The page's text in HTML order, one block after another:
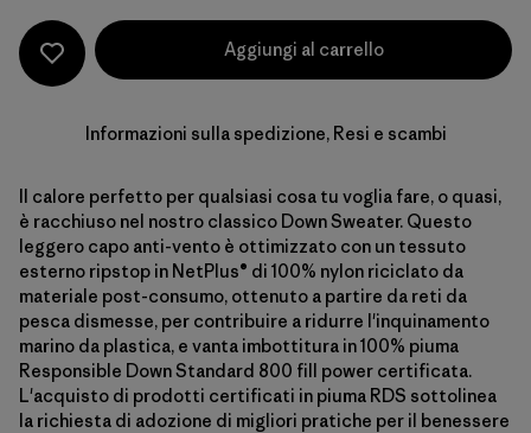
Aggiungi al carrello
Informazioni sulla spedizione, Resi e scambi
Il calore perfetto per qualsiasi cosa tu voglia fare, o quasi,
è racchiuso nel nostro classico Down Sweater. Questo
leggero capo anti-vento è ottimizzato con un tessuto
esterno ripstop in NetPlus® di 100% nylon riciclato da
materiale post-consumo, ottenuto a partire da reti da
pesca dismesse, per contribuire a ridurre l'inquinamento
marino da plastica, e vanta imbottitura in 100% piuma
Responsible Down Standard 800 fill power certificata.
L'acquisto di prodotti certificati in piuma RDS sottolinea
la richiesta di adozione di migliori pratiche per il benessere